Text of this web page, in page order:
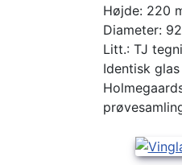
Højde: 220
Diameter:
Litt.: TJ
Identisk